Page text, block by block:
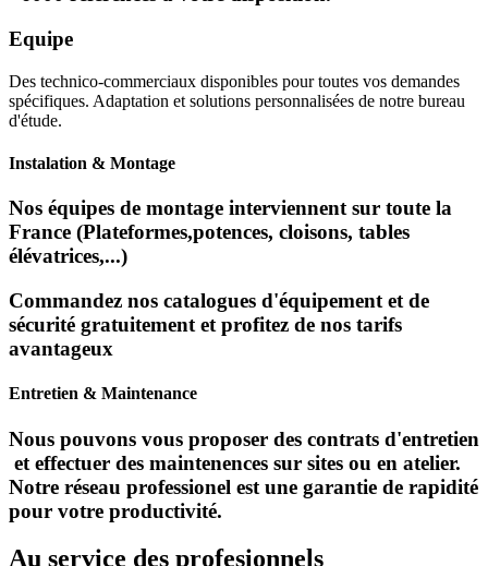
Equipe
Des technico-commerciaux disponibles pour toutes vos demandes
spécifiques. Adaptation et solutions personnalisées de notre bureau
d'étude.
Instalation & Montage
Nos équipes de montage interviennent sur toute la
France (Plateformes,potences, cloisons, tables
élévatrices,...)
Commandez nos catalogues d'équipement et de
sécurité gratuitement et profitez de nos tarifs
avantageux
Entretien & Maintenance
Nous pouvons vous proposer des contrats d'entretien
et effectuer des maintenences sur sites ou en atelier.
Notre réseau professionel est une garantie de rapidité
pour votre productivité.
Au service des profesionnels